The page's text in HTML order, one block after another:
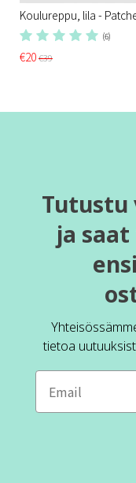
Koulureppu, lila -
(6)
€20€39
Tutustu
ja saat
tietoa